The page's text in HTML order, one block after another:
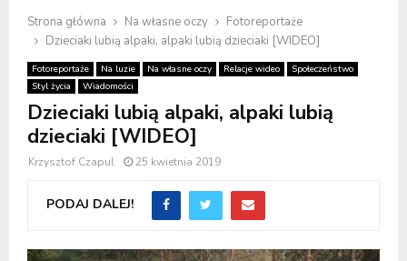
Strona główna Na własne oczy
Fotoreportaże
Dzieciaki lubią alpaki, alpaki lubią dzieciaki [WIDEO]
Fotoreportaże Na luzie Na własne oczy Relacje wideo
Społeczeństwo
Styl życia
Wiadomości
Dzieciaki lubią alpaki, alpaki lubią
dzieciaki [WIDEO]
Krzysztof Czapul 25 kwietnia 2019
PODAJ DALEJ!